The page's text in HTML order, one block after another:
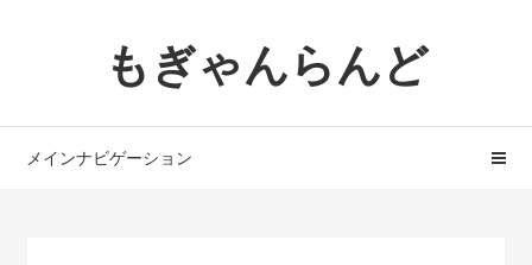
ョ
へ
もぎゃんらんど
メインナビゲーション